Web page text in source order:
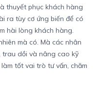
thuyết phục khách hàng
ra tùy cơ ứng biến để có
hài lòng khách hàng.
mà có. Mà các nhân
trau dồi và nâng cao kỹ
tốt vai trò tư vấn, chăm